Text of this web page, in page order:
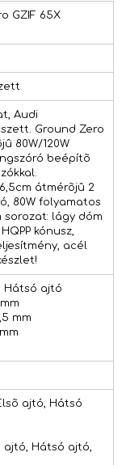
GZIF 65X
Audi
Ground Zero
80W/120W
beépítõ
átmérõjû 2
80W folyamatos
lágy dóm
kónusz,
acél
Hátsó ajtó
mm
ajtó, Hátsó
ajtó, Hátsó ajtó,